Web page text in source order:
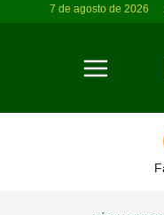
7 de agosto de 2026
Toggle